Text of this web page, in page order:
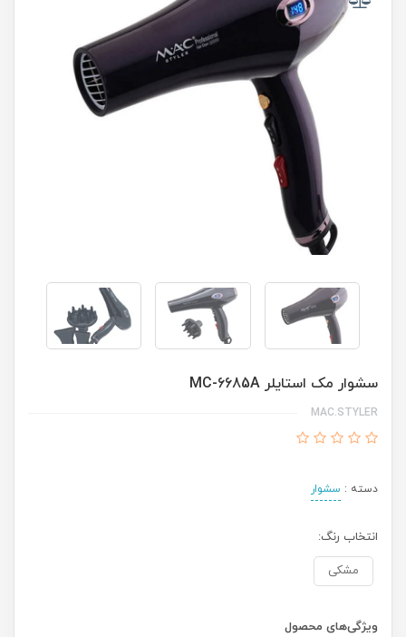
سشوار مک استایلر MC-6685A
MAC.STYLER
دسته : سشوار
انتخاب رنگ:
مشکی
ویژگی‌های محصول